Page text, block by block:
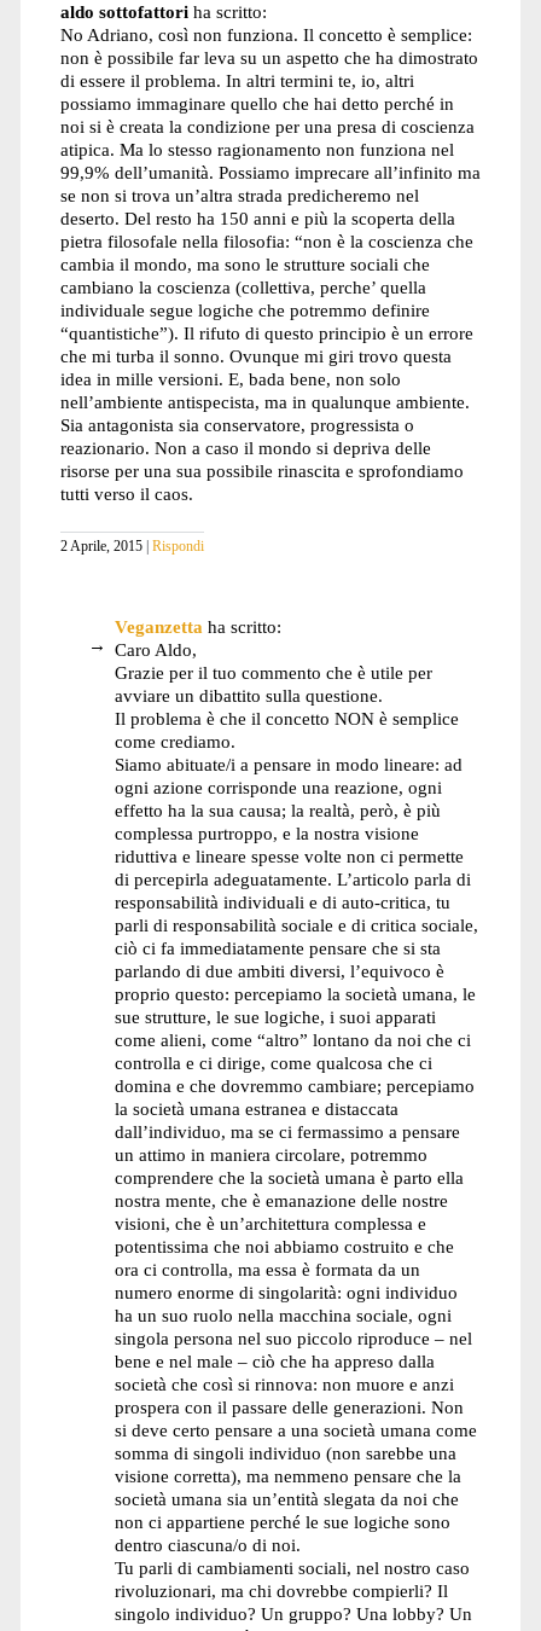
aldo sottofattori ha scritto:
No Adriano, così non funziona. Il concetto è semplice:
non è possibile far leva su un aspetto che ha dimostrato
di essere il problema. In altri termini te, io, altri
possiamo immaginare quello che hai detto perché in
noi si è creata la condizione per una presa di coscienza
atipica. Ma lo stesso ragionamento non funziona nel
99,9% dell’umanità. Possiamo imprecare all’infinito ma
se non si trova un’altra strada predicheremo nel
deserto. Del resto ha 150 anni e più la scoperta della
pietra filosofale nella filosofia: “non è la coscienza che
cambia il mondo, ma sono le strutture sociali che
cambiano la coscienza (collettiva, perche’ quella
individuale segue logiche che potremmo definire
“quantistiche”). Il rifuto di questo principio è un errore
che mi turba il sonno. Ovunque mi giri trovo questa
idea in mille versioni. E, bada bene, non solo
nell’ambiente antispecista, ma in qualunque ambiente.
Sia antagonista sia conservatore, progressista o
reazionario. Non a caso il mondo si depriva delle
risorse per una sua possibile rinascita e sprofondiamo
tutti verso il caos.
2 Aprile, 2015 Rispondi
Veganzetta ha scritto:
Caro Aldo,
Grazie per il tuo commento che è utile per
avviare un dibattito sulla questione.
Il problema è che il concetto NON è semplice
come crediamo.
Siamo abituate/i a pensare in modo lineare: ad
ogni azione corrisponde una reazione, ogni
effetto ha la sua causa; la realtà, però, è più
complessa purtroppo, e la nostra visione
riduttiva e lineare spesse volte non ci permette
di percepirla adeguatamente. L’articolo parla di
responsabilità individuali e di auto-critica, tu
parli di responsabilità sociale e di critica sociale,
ciò ci fa immediatamente pensare che si sta
parlando di due ambiti diversi, l’equivoco è
proprio questo: percepiamo la società umana, le
sue strutture, le sue logiche, i suoi apparati
come alieni, come “altro” lontano da noi che ci
controlla e ci dirige, come qualcosa che ci
domina e che dovremmo cambiare; percepiamo
la società umana estranea e distaccata
dall’individuo, ma se ci fermassimo a pensare
un attimo in maniera circolare, potremmo
comprendere che la società umana è parto ella
nostra mente, che è emanazione delle nostre
visioni, che è un’architettura complessa e
potentissima che noi abbiamo costruito e che
ora ci controlla, ma essa è formata da un
numero enorme di singolarità: ogni individuo
ha un suo ruolo nella macchina sociale, ogni
singola persona nel suo piccolo riproduce – nel
bene e nel male – ciò che ha appreso dalla
società che così si rinnova: non muore e anzi
prospera con il passare delle generazioni. Non
si deve certo pensare a una società umana come
somma di singoli individuo (non sarebbe una
visione corretta), ma nemmeno pensare che la
società umana sia un’entità slegata da noi che
non ci appartiene perché le sue logiche sono
dentro ciascuna/o di noi.
Tu parli di cambiamenti sociali, nel nostro caso
rivoluzionari, ma chi dovrebbe compierli? Il
singolo individuo? Un gruppo? Una lobby? Un